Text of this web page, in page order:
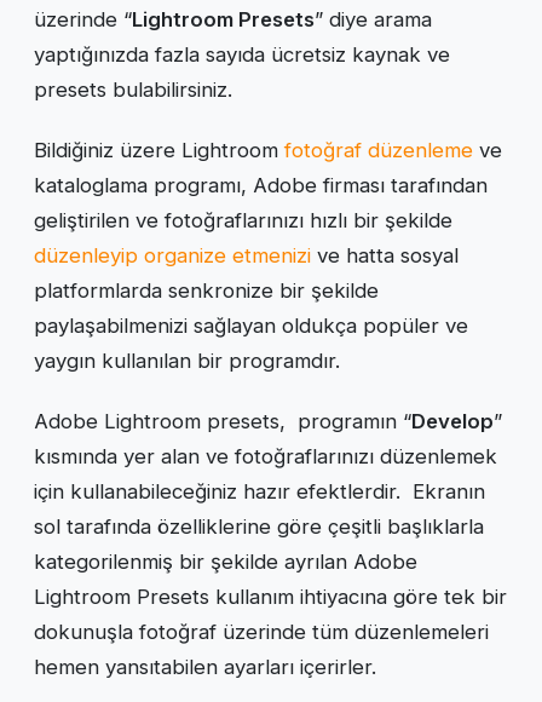
üzerinde “Lightroom Presets” diye arama
yaptığınızda fazla sayıda ücretsiz kaynak ve
presets bulabilirsiniz.
Bildiğiniz üzere Lightroomfotoğraf düzenleme ve
kataloglama programı, Adobe firması tarafından
geliştirilen ve fotoğraflarınızı hızlı bir şekilde
düzenleyip organize etmenizi ve hatta sosyal
platformlarda senkronize bir şekilde
paylaşabilmenizi sağlayan oldukça popüler ve
yaygın kullanılan bir programdır.
Adobe Lightroom presets, programın “Develop”
kısmında yer alan ve fotoğraflarınızı düzenlemek
için kullanabileceğiniz hazır efektlerdir. Ekranın
sol tarafında özelliklerine göre çeşitli başlıklarla
kategorilenmiş bir şekilde ayrılan Adobe
Lightroom Presets kullanım ihtiyacına göre tek bir
dokunuşla fotoğraf üzerinde tüm düzenlemeleri
hemen yansıtabilen ayarları içerirler.